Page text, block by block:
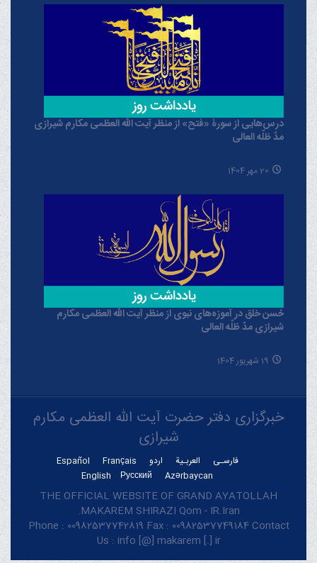
درس‌هایی از سورۀ «فتح» از منظر آیت الله العظمی مکارم شیرازی
مدّ ظلّه العالی
20 مهر 1404
حُسن خلق در آموزه‌های نبوی از منظر آیت الله العظمی مکارم
شیرازی مدّ ظلّه العالی
19 شهریور 1404
خبرگزاری دفتر حضرت آیت الله العظمی مکارم
شیرازی
فارسـی العربـیة اردو Français
Español
Azərbaycan
Русский
English
THE OFFICIAL WEBSITE OF GRAND AYATOLLAH
MAKAREM SHIRAZI Qom - IR.Iran.
Phone : 00982537742819 Fax : 00982537749184 Contact
Us : info [@] makarem [.] ir